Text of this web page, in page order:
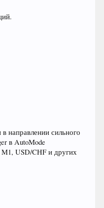
направлении сильного
в AutoMode
USD/CHF и других